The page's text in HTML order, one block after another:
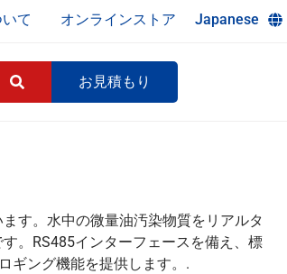
て オンラインストア Japanese
お見積もり
す。水中の微量油汚染物質をリアルタ
。RS485インターフェースを備え、標
ギング機能を提供します。.